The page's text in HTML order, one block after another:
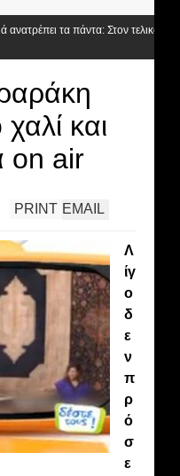
τα πάντα: Στον τελικό οι 3
και
on air
EMAIL
PRINT
Λ
ίγ
ο
δ
ε
ν
π
ρ
ό
σ
ε